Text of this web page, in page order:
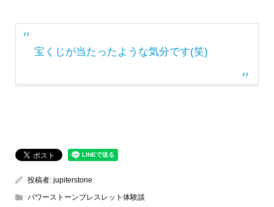
宝くじが当たったような気分です(笑)
投稿者: jupiterstone
パワーストーンブレスレット体験談